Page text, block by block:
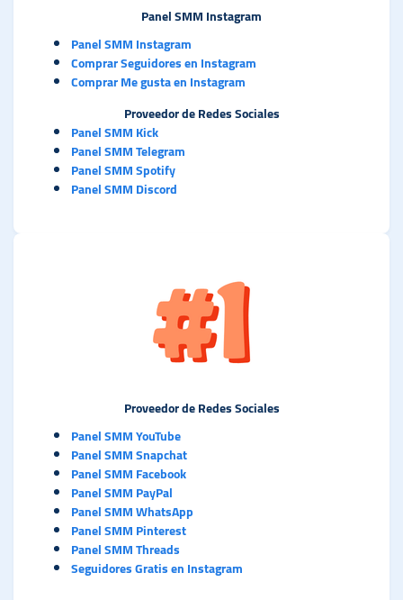
Panel SMM Instagram
Panel SMM Instagram
Comprar Seguidores en Instagram
Comprar Me gusta en Instagram
Proveedor de Redes Sociales
Panel SMM Kick
Panel SMM Telegram
Panel SMM Spotify
Panel SMM Discord
Proveedor de Redes Sociales
Panel SMM YouTube
Panel SMM Snapchat
Panel SMM Facebook
Panel SMM PayPal
Panel SMM WhatsApp
Panel SMM Pinterest
Panel SMM Threads
Seguidores Gratis en Instagram